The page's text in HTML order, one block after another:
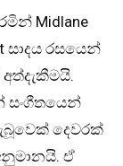
Midlane
සාදය රසයෙන්
සංගීතයෙන්
දෙවරක්
ඒ